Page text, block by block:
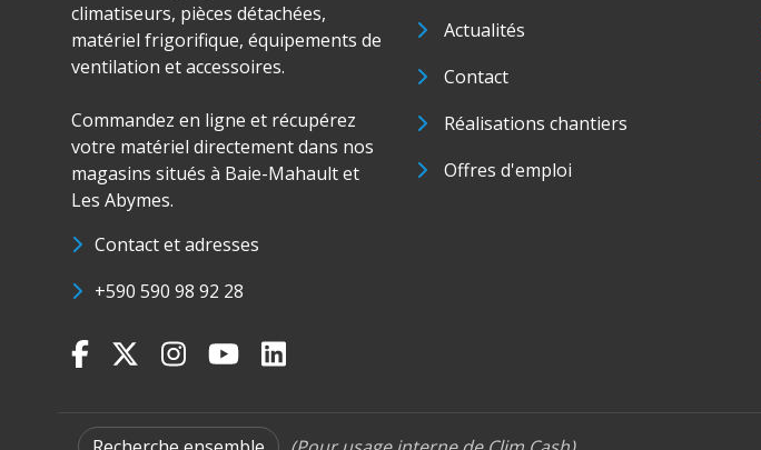
climatiseurs, pièces détachées,
matériel frigorifique, équipements de
ventilation et accessoires.
Commandez en ligne et récupérez
votre matériel directement dans nos
magasins situés à Baie-Mahault et
Les Abymes.
Contact et adresses
+590 590 98 92 28
Actualités
Contact
Réalisations chantiers
Offres d'emploi